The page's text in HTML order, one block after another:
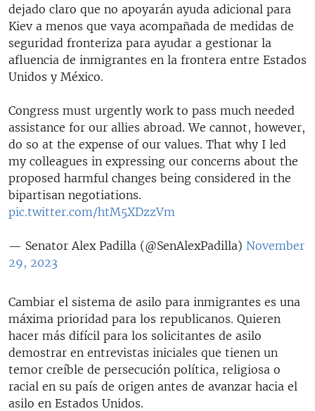
dejado claro que no apoyarán ayuda adicional para
Kiev a menos que vaya acompañada de medidas de
seguridad fronteriza para ayudar a gestionar la
afluencia de inmigrantes en la frontera entre Estados
Unidos y México.
Congress must urgently work to pass much needed
assistance for our allies abroad. We cannot, however,
do so at the expense of our values. That why I led
my colleagues in expressing our concerns about the
proposed harmful changes being considered in the
bipartisan negotiations.
pic.twitter.com/htM5XDzzVm
— Senator Alex Padilla (@SenAlexPadilla) November
29, 2023
Cambiar el sistema de asilo para inmigrantes es una
máxima prioridad para los republicanos. Quieren
hacer más difícil para los solicitantes de asilo
demostrar en entrevistas iniciales que tienen un
temor creíble de persecución política, religiosa o
racial en su país de origen antes de avanzar hacia el
asilo en Estados Unidos.